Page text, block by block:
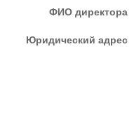
ФИО директора
Юридический адрес